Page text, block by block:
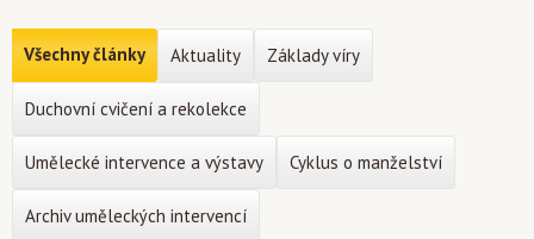
Všechny články Aktuality Základy víry
Duchovní cvičení a rekolekce
Umělecké intervence a výstavy Cyklus o manželství
Archiv uměleckých intervencí